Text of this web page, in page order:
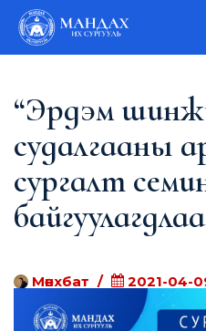
“Эрдэм
судалгааны
сургалт
Мөнхбат 2021-04-